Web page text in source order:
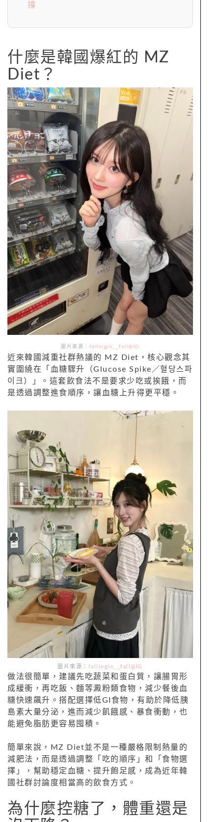
撐
什麼是韓國爆紅的 MZ
Diet？
圖片來源： fallingin__fall@IG
近來韓國減重社群熱議的 MZ Diet，核心觀念其
實圍繞在「血糖驟升（Glucose Spike／혈당스파
이크）」。這套飲食法不是要求少吃或挨餓，而
是透過調整進食順序，讓血糖上升得更平穩。
圖片來源： fallingin__fall@IG
做法很簡單，建議先吃蔬菜和蛋白質，讓腸胃形
成緩衝，再吃飯、麵等澱粉類食物，減少餐後血
糖快速飆升。搭配選擇低GI食物，有助於降低胰
島素大量分泌，進而減少飢餓感、暴食衝動，也
能避免脂肪更容易囤積。
簡單來說，MZ Diet並不是一種嚴格限制熱量的
減肥法，而是透過調整「吃的順序」和「食物選
擇」，幫助穩定血糖、提升飽足感，成為近年韓
國社群討論度相當高的飲食方式。
為什麼控糖了，體重還是